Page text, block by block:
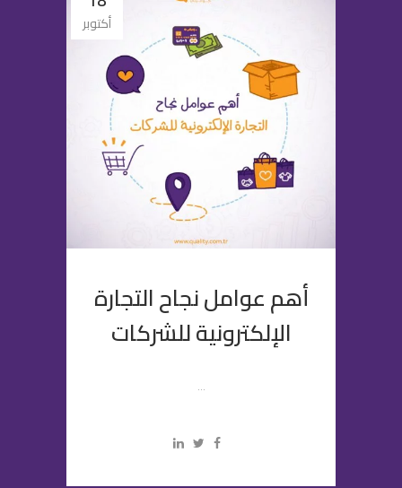
أكتوبر
أهم عوامل نجاح التجارة
الإلكترونية للشركات
...